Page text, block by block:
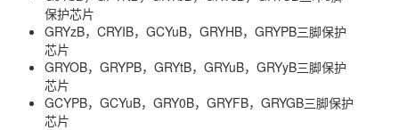
保护芯片
GRYzB，CRYIB，GCYuB，GRYHB，GRYPB三脚保护
芯片
GRYOB，GRYPB，GRYtB，GRYuB，GRYyB三脚保护
芯片
GCYPB，GCYuB，GRY0B，GRYFB，GRYGB三脚保护
芯片